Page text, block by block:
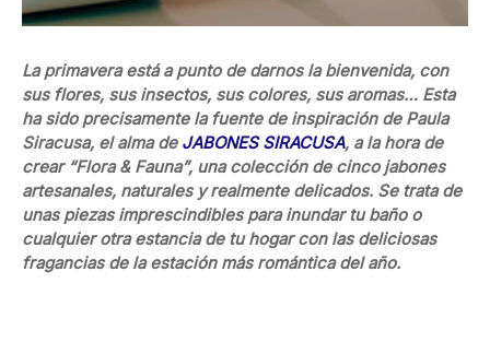
La primavera está a punto de darnos la bienvenida, con
sus flores, sus insectos, sus colores, sus aromas… Esta
ha sido precisamente la fuente de inspiración de Paula
Siracusa, el alma de JABONES SIRACUSA, a la hora de
crear “Flora & Fauna”, una colección de cinco jabones
artesanales, naturales y realmente delicados. Se trata de
unas piezas imprescindibles para inundar tu baño o
cualquier otra estancia de tu hogar con las deliciosas
fragancias de la estación más romántica del año.